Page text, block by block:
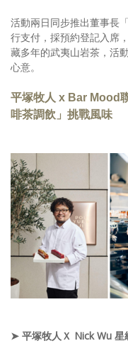
活動兩日同步推出董事長
行支付，採預約登記入席
藏多年的武夷山岩茶，活
心意。
平塚牧人 x Bar Mood
啡茶調飲」挑戰風味
➤ 平塚牧人Ｘ Nick Wu 星